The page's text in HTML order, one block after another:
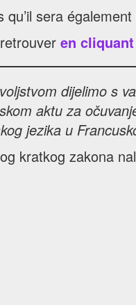
qu’il sera
en
dijelimo s
aktu za
jezika u
kratkog zakona